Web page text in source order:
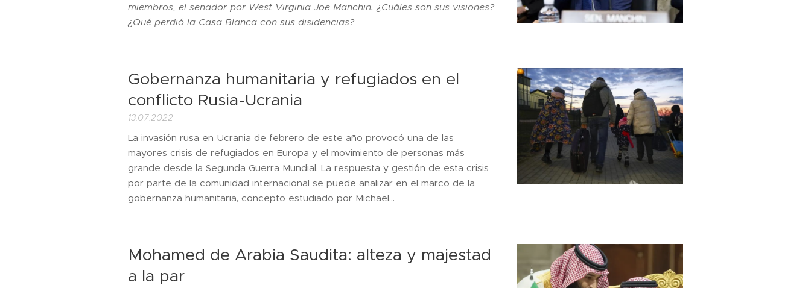
miembros, el senador por West Virginia Joe Manchin. ¿Cuáles son sus visiones?
¿Qué perdió la Casa Blanca con sus disidencias?
Gobernanza humanitaria y refugiados en el
conflicto Rusia-Ucrania
13.07.2022
La invasión rusa en Ucrania de febrero de este año provocó una de las
mayores crisis de refugiados en Europa y el movimiento de personas más
grande desde la Segunda Guerra Mundial. La respuesta y gestión de esta crisis
por parte de la comunidad internacional se puede analizar en el marco de la
gobernanza humanitaria, concepto estudiado por Michael...
Mohamed de Arabia Saudita: alteza y majestad
a la par